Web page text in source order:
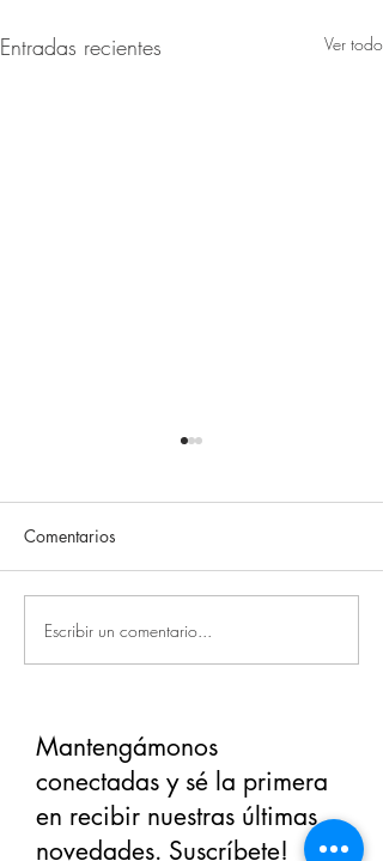
Entradas recientes Ver todo
Comentarios
Escribir un comentario...
Mantengámonos
conectadas y sé la primera
en recibir nuestras últimas
novedades. Suscríbete!